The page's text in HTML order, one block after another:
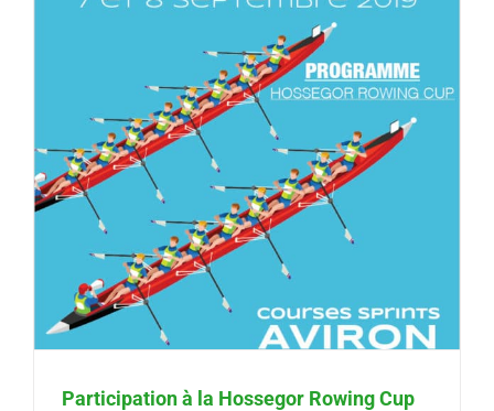
Participation à la Hossegor Rowing Cup